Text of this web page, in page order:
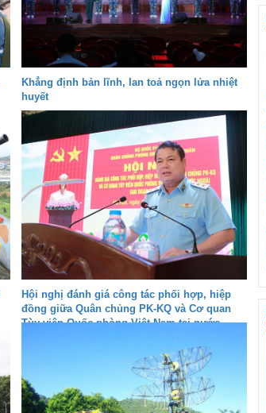
Khẳng định bản lĩnh, lan toả ngọn lửa nhiệt
huyết
Hội nghị đánh giá công tác phối hợp, hiệp
đồng giữa Quân chủng PK-KQ và Cơ quan
Tùy viên Quốc phòng Việt Nam tại nước